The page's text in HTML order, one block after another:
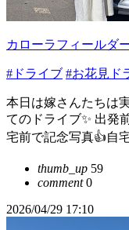
カローラフィールダ
#ドライブ #お花見ド
本日は嫁さんたちは
てのドライブ✨ 出発
宅前で記念写真👍自
thumb_up 59
comment0
2026/04/29 17:10